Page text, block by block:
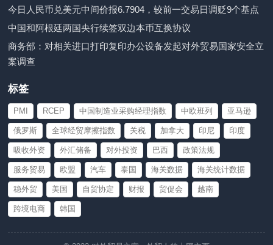
今日人民币兑美元中间价报6.7904，较前一交易日调贬9个基点
中国和阿根廷两国央行续签双边本币互换协议
商务部：对相关进口打印复印办公设备发起对外贸易国家安全立
案调查
标签
PMI RCEP 中国制造业采购经理指数 中欧班列 亚马逊
俄罗斯 全球经贸摩擦指数 关税 加拿大 印尼 印度
吸收外资 外汇储备 对外投资 巴西 政策法规
服务贸易 欧盟 汽车 泰国 海关数据 海关统计数据
稳外贸 美国 自贸协定 财报 贸促会 越南
跨境电商 韩国